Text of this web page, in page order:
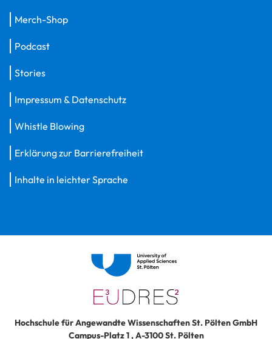
Merch-Shop
Podcast
Stories
Impressum & Datenschutz
Whistle Blowing
Erklärung zur Barrierefreiheit
Inhalte in leichter Sprache
Hochschule für Angewandte Wissenschaften St. Pölten GmbH
Campus-Platz 1,A-3100St. Pölten